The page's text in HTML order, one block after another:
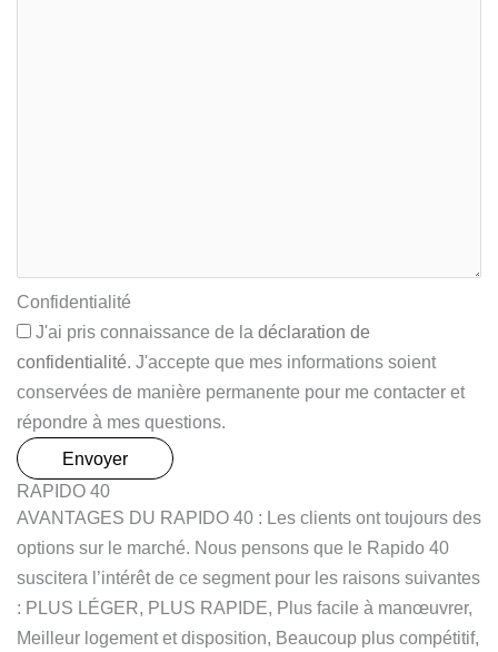
Confidentialité
J'ai pris connaissance de la déclaration de
confidentialité. J'accepte que mes informations soient
conservées de manière permanente pour me contacter et
répondre à mes questions.
Envoyer
RAPIDO 40
AVANTAGES DU RAPIDO 40 : Les clients ont toujours des
options sur le marché. Nous pensons que le Rapido 40
suscitera l’intérêt de ce segment pour les raisons suivantes
: PLUS LÉGER, PLUS RAPIDE, Plus facile à manœuvrer,
Meilleur logement et disposition, Beaucoup plus compétitif,